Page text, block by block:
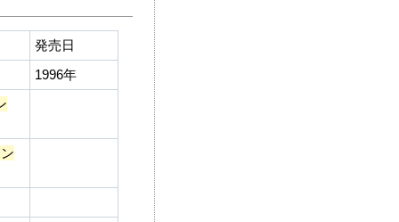
発売日
1996年